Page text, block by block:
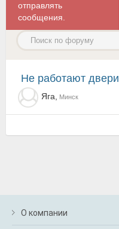
отправлять
сообщения.
не работают двери
Яга, Минск
О компании